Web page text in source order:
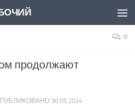
0
продолжают
30.05.2024 ·